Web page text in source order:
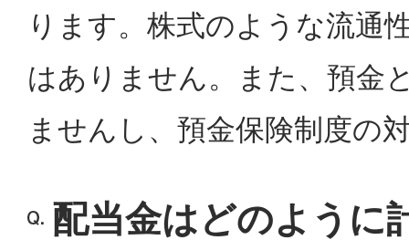
ります。株式のような流通
はありません。また、預金
ませんし、預金保険制度の
配当金はどのように